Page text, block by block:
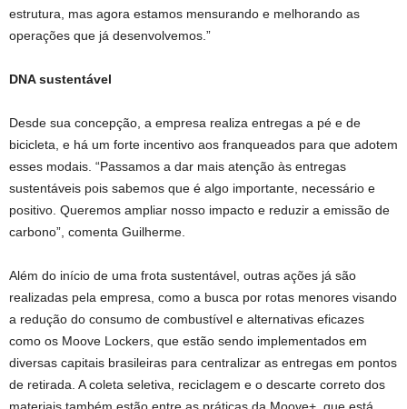
estrutura, mas agora estamos mensurando e melhorando as
operações que já desenvolvemos.”
DNA sustentável
Desde sua concepção, a empresa realiza entregas a pé e de
bicicleta, e há um forte incentivo aos franqueados para que adotem
esses modais. “Passamos a dar mais atenção às entregas
sustentáveis pois sabemos que é algo importante, necessário e
positivo. Queremos ampliar nosso impacto e reduzir a emissão de
carbono”, comenta Guilherme.
Além do início de uma frota sustentável, outras ações já são
realizadas pela empresa, como a busca por rotas menores visando
a redução do consumo de combustível e alternativas eficazes
como os Moove Lockers, que estão sendo implementados em
diversas capitais brasileiras para centralizar as entregas em pontos
de retirada. A coleta seletiva, reciclagem e o descarte correto dos
materiais também estão entre as práticas da Moove+, que está